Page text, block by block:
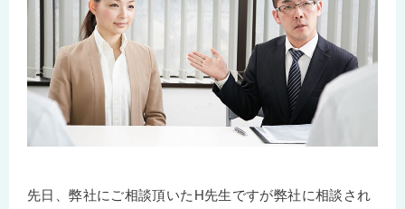
先日、弊社にご相談頂いたH先生ですが弊社に相談され